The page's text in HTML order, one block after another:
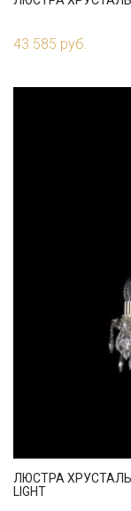
43 585 руб.
ЛЮСТРА
LIGHT